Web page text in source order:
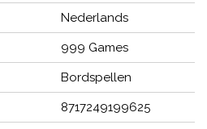
Nederlands
999 Games
Bordspellen
8717249199625